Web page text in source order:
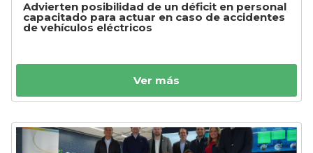
Advierten posibilidad de un déficit en personal
capacitado para actuar en caso de accidentes
de vehículos eléctricos
Ver más